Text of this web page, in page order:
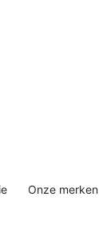
Onze merken